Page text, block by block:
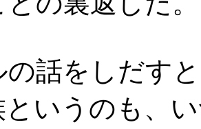
の話をしだす
というのも、